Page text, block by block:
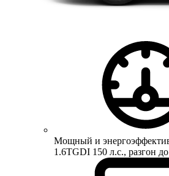
Мощный и
1.6TGDI 150 л.с., разгон